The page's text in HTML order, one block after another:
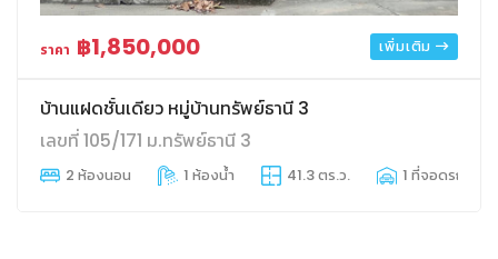
ราคา ฿1,850,000 เพิ่มเติม
บ้านแฝดชั้นเดียว หมู่บ้านทรัพย์ธานี 3
เลขที่ 105/171 ม.ทรัพย์ธานี 3
2 ห้องนอน 1 ห้องน้ำ 41.3 ตร.ว. 1 ที่จอดรถ